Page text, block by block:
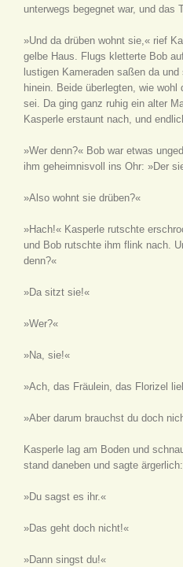
unterwegs begegnet war, und das
»Und da drüben wohnt sie,« rief
gelbe Haus. Flugs kletterte Bob
lustigen Kameraden saßen da
hinein. Beide überlegten, wie
sei. Da ging ganz ruhig ein alter
Kasperle erstaunt nach, und
»Wer denn?« Bob war etwas
ihm geheimnisvoll ins Ohr: »Der
»Also wohnt sie drüben?«
»Hach!« Kasperle rutschte
und Bob rutschte ihm flink nach.
denn?«
»Da sitzt sie!«
»Wer?«
»Na, sie!«
»Ach, das Fräulein, das Florizel
»Aber darum brauchst du doch
Kasperle lag am Boden und
stand daneben und sagte
»Du sagst es ihr.«
»Das geht doch nicht!«
»Dann singst du!«